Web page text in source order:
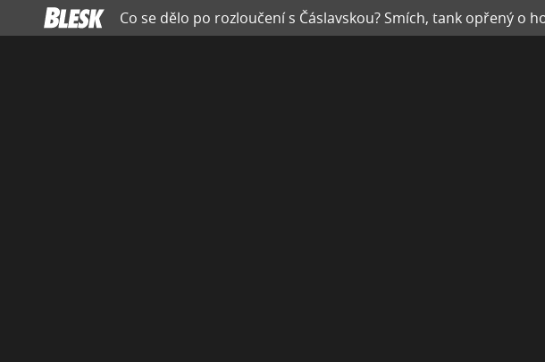
Co se dělo po rozloučení s Čáslavskou? Smích, tank opřený o